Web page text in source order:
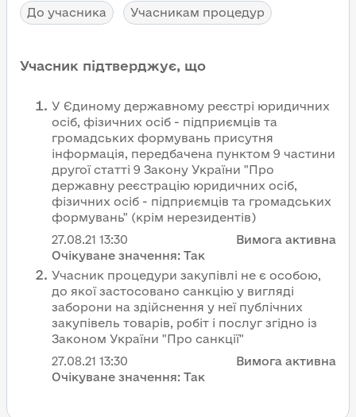
До учасника
Учасникам процедур
Учасник підтверджує, що
У Єдиному державному реєстрі юридичних
осіб, фізичних осіб - підприємців та
громадських формувань присутня
інформація, передбачена пунктом 9 частини
другої статті 9 Закону України "Про
державну реєстрацію юридичних осіб,
фізичних осіб - підприємців та громадських
формувань" (крім нерезидентів)
27.08.21 13:30
Вимога активна
Очікуване значення: Так
Учасник процедури закупівлі не є особою,
до якої застосовано санкцію у вигляді
заборони на здійснення у неї публічних
закупівель товарів, робіт і послуг згідно із
Законом України "Про санкції"
27.08.21 13:30
Вимога активна
Очікуване значення: Так